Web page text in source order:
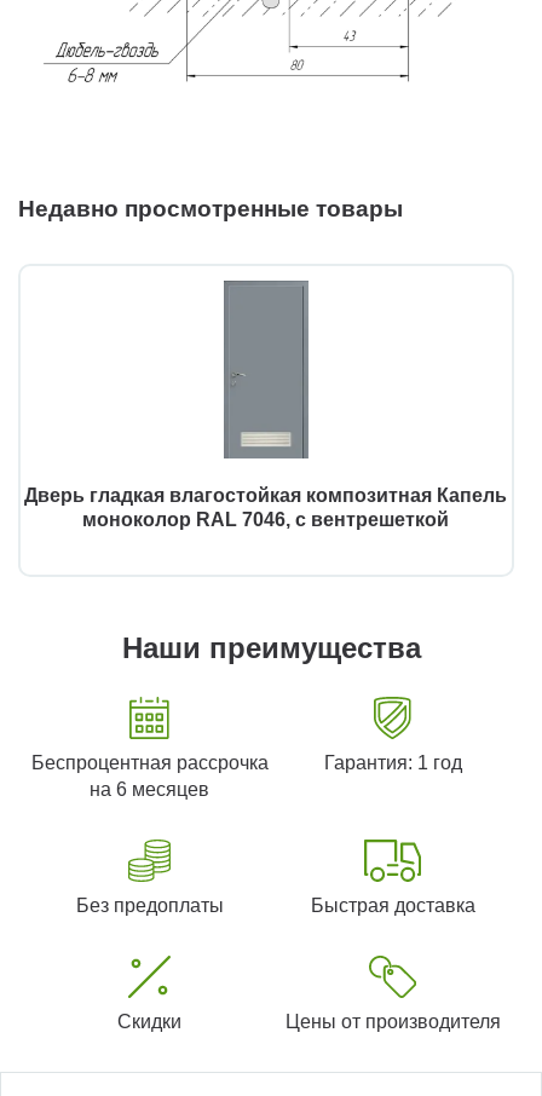
Недавно просмотренные товары
Дверь гладкая влагостойкая композитная Капель
моноколор RAL 7046, с вентрешеткой
Наши преимущества
Беспроцентная рассрочка
на 6 месяцев
Гарантия: 1 год
Без предоплаты Быстрая доставка
Скидки Цены от производителя